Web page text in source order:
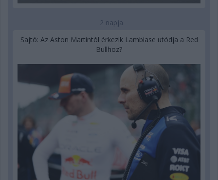
2 napja
Sajtó: Az Aston Martintól érkezik Lambiase utódja a Red
Bullhoz?